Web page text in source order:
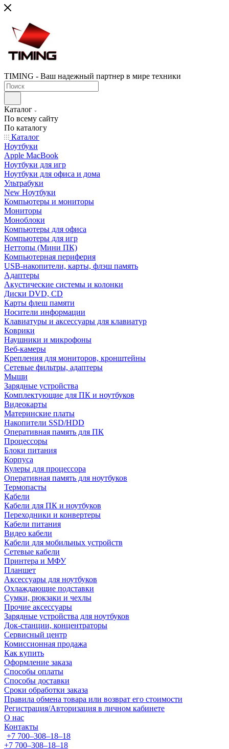
TIMING - Ваш надежный партнер в мире техники
Каталог
По всему сайту
По каталогу
Каталог
Ноутбуки
Apple MacBook
Ноутбуки для игр
Ноутбуки для офиса и дома
Ультрабуки
New Ноутбуки
Компьютеры и мониторы
Мониторы
Моноблоки
Компьютеры для офиса
Компьютеры для игр
Неттопы (Мини ПК)
Компьютерная периферия
USB-накопители, карты, флэш память
Адаптеры
Акустические системы и колонки
Диски DVD, CD
Карты флеш памяти
Носители информации
Клавиатуры и аксессуары для клавиатур
Коврики
Наушники и микрофоны
Веб-камеры
Крепления для мониторов, кронштейны
Сетевые фильтры, адаптеры
Мыши
Зарядные устройства
Комплектующие для ПК и ноутбуков
Видеокарты
Материнские платы
Накопители SSD/HDD
Оперативная память для ПК
Процессоры
Блоки питания
Корпуса
Кулеры для процессора
Оперативная память для ноутбуков
Термопасты
Кабели
Кабели для ПК и ноутбуков
Переходники и конвертеры
Кабели питания
Видео кабели
Кабели для мобильных устройств
Сетевые кабели
Принтера и МФУ
Планшет
Аксессуары для ноутбуков
Охлаждающие подставки
Сумки, рюкзаки и чехлы
Прочие аксессуары
Зарядные устройства для ноутбуков
Док-станции, концентраторы
Сервисный центр
Комиссионная продажа
Как купить
Оформление заказа
Способы оплаты
Способы доставки
Сроки обработки заказа
Правила обмена товара или возврат его стоимости
Регистрация/Авторизация в личном кабинете
О нас
Контакты
+7 700‒308‒18‒18
+7 700‒308‒18‒18